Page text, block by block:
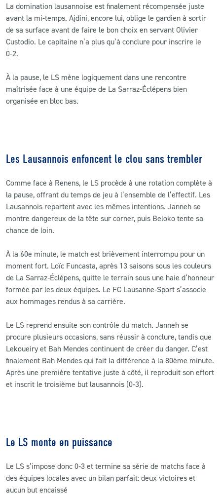
La domination lausannoise est finalement récompensée juste
avant la mi‑temps. Ajdini, encore lui, oblige le gardien à sortir
de sa surface avant de faire le bon choix en servant Olivier
Custodio. Le capitaine n’a plus qu’à conclure pour inscrire le
0‑2.
À la pause, le LS mène logiquement dans une rencontre
maîtrisée face à une équipe de La Sarraz‑Éclépens bien
organisée en bloc bas.
Les Lausannois enfoncent le clou sans trembler
Comme face à Renens, le LS procède à une rotation complète à
la pause, offrant du temps de jeu à l’ensemble de l’effectif. Les
Lausannois repartent avec les mêmes intentions. Janneh se
montre dangereux de la tête sur corner, puis Beloko tente sa
chance de loin.
À la 60e minute, le match est brièvement interrompu pour un
moment fort. Loïc Funcasta, après 13 saisons sous les couleurs
de La Sarraz‑Éclépens, quitte le terrain sous une haie d’honneur
formée par les deux équipes. Le FC Lausanne‑Sport s’associe
aux hommages rendus à sa carrière.
Le LS reprend ensuite son contrôle du match. Janneh se
procure plusieurs occasions, sans réussir à conclure, tandis que
Lekoueiry et Bah Mendes continuent de créer du danger. C’est
finalement Bah Mendes qui fait la différence à la 80ème minute.
Après une première tentative juste à côté, il reproduit son effort
et inscrit le troisième but lausannois (0‑3).
Le LS monte en puissance
Le LS s’impose donc 0‑3 et termine sa série de matchs face à
des équipes locales avec un bilan parfait: deux victoires et
aucun but encaissé